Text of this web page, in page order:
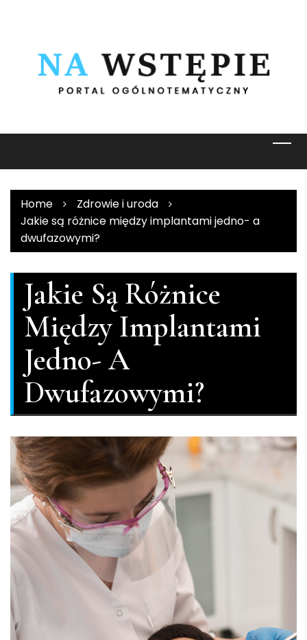
Home
Zdrowie i uroda
Jakie są różnice między implantami jedno- a
dwufazowymi?
Jakie Są Różnice
Między Implantami
Jedno- A
Dwufazowymi?